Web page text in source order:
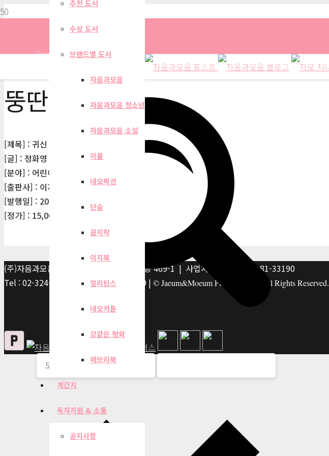
Search
추천 도서
수상 도서
브랜드별 도서
자음과모음
자음과모음 청소년
자음과모음 소설
이룸
네오픽션
단숨
꼼지락
이지북
얼리틴스
네오카툰
강같은 평화
에브리북
계간지
독자지원 & 소통
공지사항
뚱딴지
[제목] : 귀신 카페는 오늘도 영업 중
[글] : 정화영
[분야] : 어린이문학>그림/동화책
[출판사] : 이지북
[발행일] : 2026-02-27
[정가] : 15,000원
(주)자음과모음 | 10881 경기 파주시 서패동 469-1 | 사업자등록번호: 117-81-33190
Tel : 02-324-2347 | Fax : 02-6959-8459 | © Jaeum&Moeum Publishing co. All Rights Reserved.